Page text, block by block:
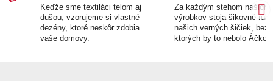
Keďže sme textiláci telom aj
dušou, vzorujeme si vlastné
dezény, ktoré neskôr zdobia
vaše domovy.
Za každým stehom našich
výrobkov stoja šikovné ruky
našich verných šičiek, bez
ktorých by to nebolo Áčko.